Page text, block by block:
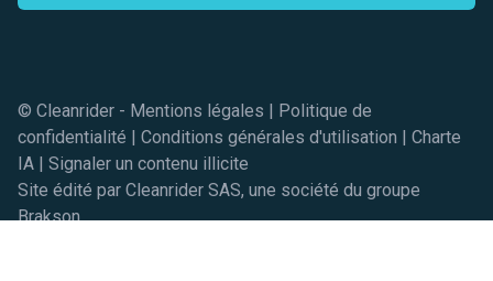
© Cleanrider - Mentions légales | Politique de
confidentialité | Conditions générales d'utilisation | Charte
IA | Signaler un contenu illicite
Site édité par Cleanrider SAS, une société du groupe
Brakson